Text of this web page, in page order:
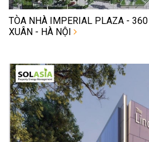
TÒA NHÀ IMPERIAL PLAZA -
XUÂN - HÀ NỘI